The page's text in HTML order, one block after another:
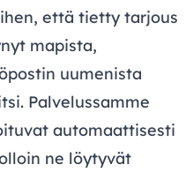
että tietty tarjous
mapista,
uumenista
Palvelussamme
automaattisesti
ne löytyvät